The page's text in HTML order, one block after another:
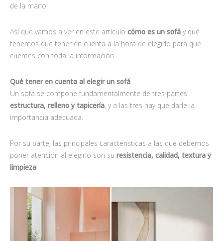
de la mano.
Así que vamos a ver en este artículo cómo es un sofá y qué
tenemos que tener en cuenta a la hora de elegirlo para que
cuentes con toda la información.
Qué tener en cuenta al elegir un sofá
Un sofá se compone fundamentalmente de tres partes:
estructura, relleno y tapicería, y a las tres hay que darle la
importancia adecuada.
Por su parte, las principales características a las que debemos
poner atención al elegirlo son su resistencia, calidad, textura y
limpieza.